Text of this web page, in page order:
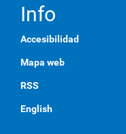
Info
Accesibilidad
Mapa web
RSS
English